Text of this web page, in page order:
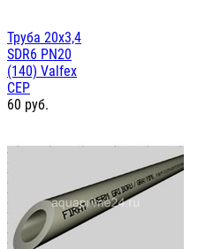
Труба 20х3,4
SDR6 PN20
(140) Valfex
СЕР
60 руб.